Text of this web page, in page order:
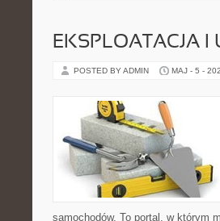
EKSPLOATACJA I
POSTED BY ADMIN MAJ - 5 -
samochodów. To portal, w którym